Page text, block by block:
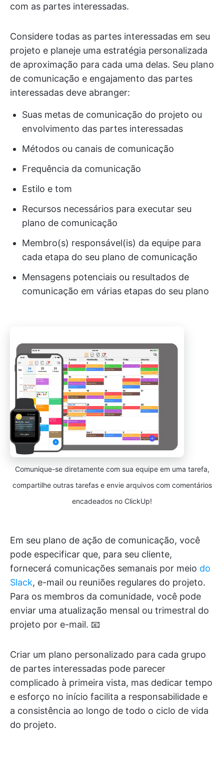
com as partes interessadas.
Considere todas as partes interessadas em seu
projeto e planeje uma estratégia personalizada
de aproximação para cada uma delas. Seu plano
de comunicação e engajamento das partes
interessadas deve abranger:
Suas metas de comunicação do projeto ou
envolvimento das partes interessadas
Métodos ou canais de comunicação
Frequência da comunicação
Estilo e tom
Recursos necessários para executar seu
plano de comunicação
Membro(s) responsável(is) da equipe para
cada etapa do seu plano de comunicação
Mensagens potenciais ou resultados de
comunicação em várias etapas do seu plano
Comunique-se diretamente com sua equipe em uma tarefa,
compartilhe outras tarefas e envie arquivos com comentários
encadeados no ClickUp!
Em seu plano de ação de comunicação, você
pode especificar que, para seu cliente,
fornecerá comunicações semanais por meio do
Slack, e-mail ou reuniões regulares do projeto.
Para os membros da comunidade, você pode
enviar uma atualização mensal ou trimestral do
projeto por e-mail. 📧
Criar um plano personalizado para cada grupo
de partes interessadas pode parecer
complicado à primeira vista, mas dedicar tempo
e esforço no início facilita a responsabilidade e
a consistência ao longo de todo o ciclo de vida
do projeto.